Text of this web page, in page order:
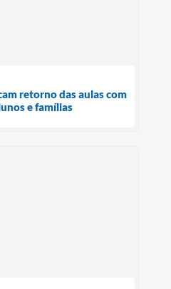
retorno das aulas com
e famílias